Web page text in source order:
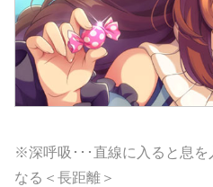
※深呼吸･･･直線に入ると息を
なる＜長距離＞